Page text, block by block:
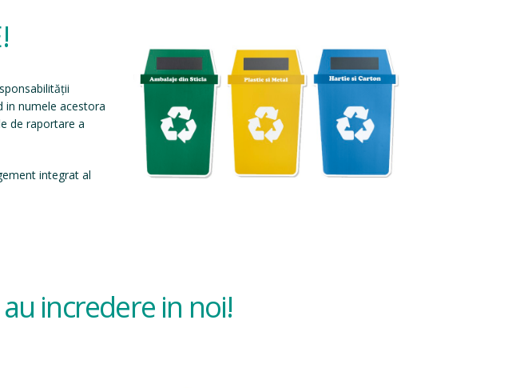
in numele acestora
de raportare a
integrat al
incredere in noi!